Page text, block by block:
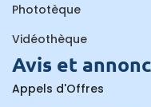
Phototèque
Vidéothèque
Avis et
Appels d'Offres